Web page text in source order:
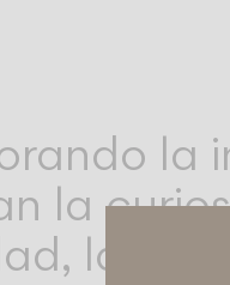
la
la
la